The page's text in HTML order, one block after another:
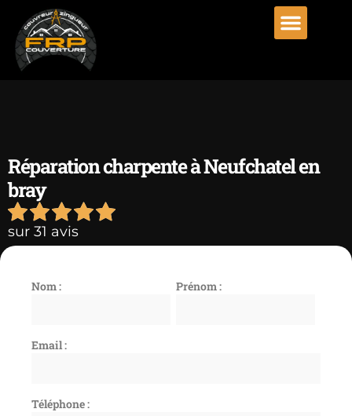
Réparation charpente à Neufchatel en
bray
sur 31 avis
Nom : Prénom :
Email :
Téléphone :